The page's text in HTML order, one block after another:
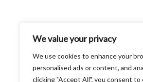
We value your privacy
We use cookies to enhance your
personalised ads or content, and
clicking "Accept All", you consent to